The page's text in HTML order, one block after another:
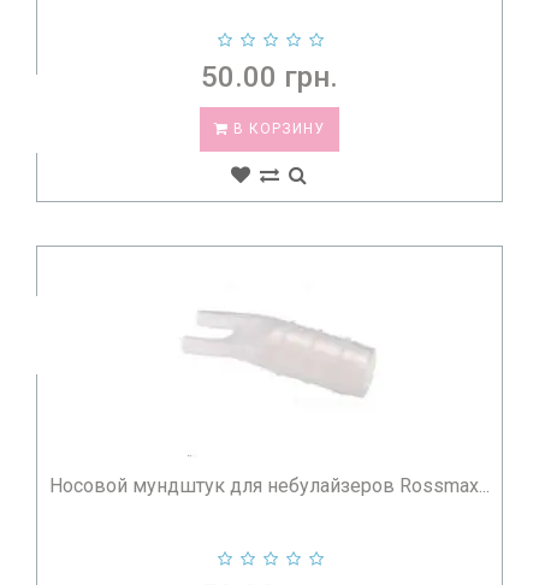
50.00 грн.
В КОРЗИНУ
Носовой мундштук для небулайзеров Rossmax...